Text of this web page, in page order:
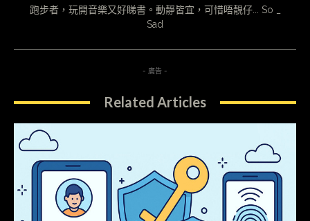
跑步者，玩開音樂又好睇書。動靜皆宜，可惜唔靚仔... So _
Sad
- 廣告 -
Related Articles